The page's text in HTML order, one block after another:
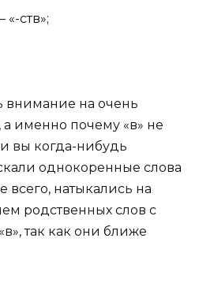
ств»;
внимание на очень
именно почему «в» не
вы когда-нибудь
однокоренные слова
всего, натыкались на
родственных слов с
так как они ближе